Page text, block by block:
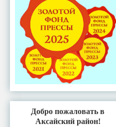
Добро пожаловать в
Аксайский район!